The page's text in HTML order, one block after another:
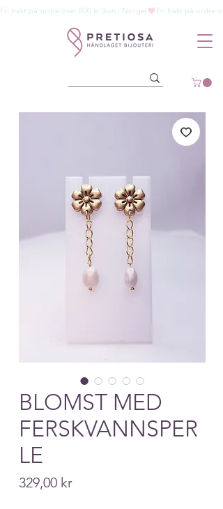
Fri frakt på ordre over 800 kr (kun i Norge)
BLOMST MED
FERSKVANNSPER
LE
329,00 krPrice